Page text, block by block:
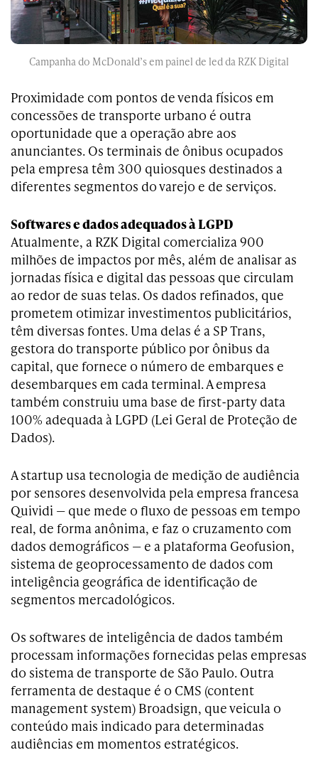
Campanha do McDonald’s em painel de led da RZK Digital
Proximidade com pontos de venda físicos em
concessões de transporte urbano é outra
oportunidade que a operação abre aos
anunciantes. Os terminais de ônibus ocupados
pela empresa têm 300 quiosques destinados a
diferentes segmentos do varejo e de serviços.
Softwares e dados adequados à LGPD
Atualmente, a RZK Digital comercializa 900
milhões de impactos por mês, além de analisar as
jornadas física e digital das pessoas que circulam
ao redor de suas telas. Os dados refinados, que
prometem otimizar investimentos publicitários,
têm diversas fontes. Uma delas é a SP Trans,
gestora do transporte público por ônibus da
capital, que fornece o número de embarques e
desembarques em cada terminal. A empresa
também construiu uma base de first-party data
100% adequada à LGPD (Lei Geral de Proteção de
Dados).
A startup usa tecnologia de medição de audiência
por sensores desenvolvida pela empresa francesa
Quividi — que mede o fluxo de pessoas em tempo
real, de forma anônima, e faz o cruzamento com
dados demográficos — e a plataforma Geofusion,
sistema de geoprocessamento de dados com
inteligência geográfica de identificação de
segmentos mercadológicos.
Os softwares de inteligência de dados também
processam informações fornecidas pelas empresas
do sistema de transporte de São Paulo. Outra
ferramenta de destaque é o CMS (content
management system) Broadsign, que veicula o
conteúdo mais indicado para determinadas
audiências em momentos estratégicos.